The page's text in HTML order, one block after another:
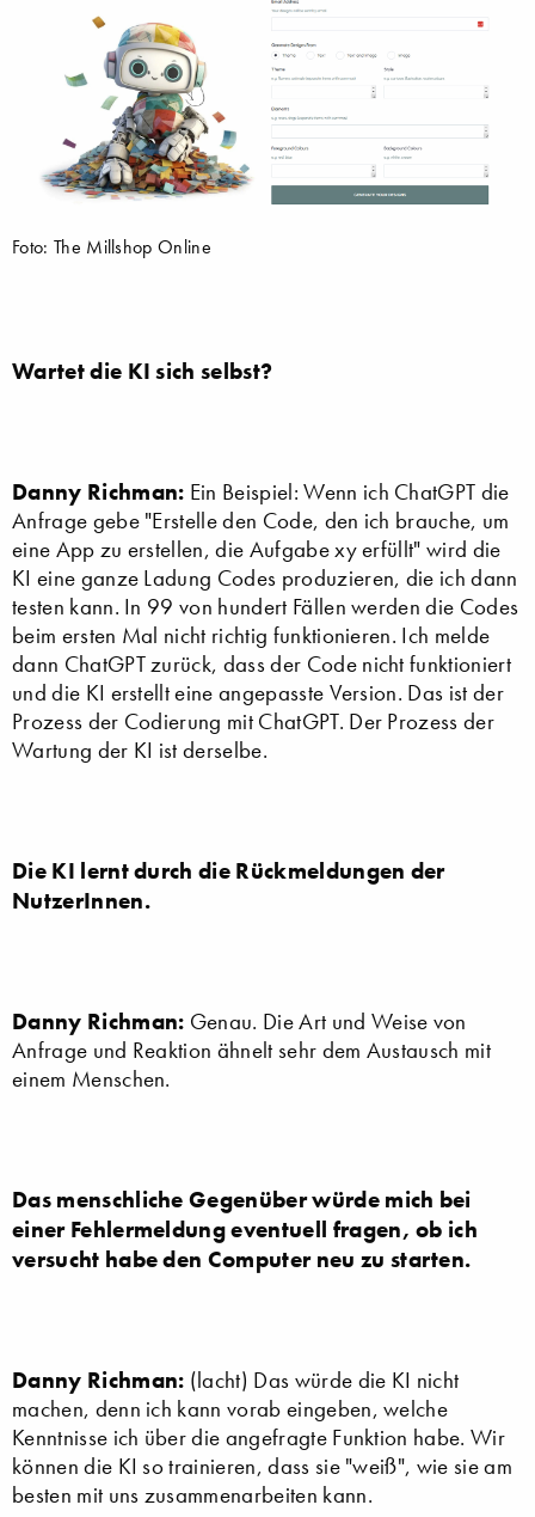
Foto: The Millshop Online
Wartet die KI sich selbst?
Danny Richman: Ein Beispiel: Wenn ich ChatGPT die
Anfrage gebe "Erstelle den Code, den ich brauche, um
eine App zu erstellen, die Aufgabe xy erfüllt" wird die
KI eine ganze Ladung Codes produzieren, die ich dann
testen kann. In 99 von hundert Fällen werden die Codes
beim ersten Mal nicht richtig funktionieren. Ich melde
dann ChatGPT zurück, dass der Code nicht funktioniert
und die KI erstellt eine angepasste Version. Das ist der
Prozess der Codierung mit ChatGPT. Der Prozess der
Wartung der KI ist derselbe.
Die KI lernt durch die Rückmeldungen der
NutzerInnen.
Danny Richman: Genau. Die Art und Weise von
Anfrage und Reaktion ähnelt sehr dem Austausch mit
einem Menschen.
Das menschliche Gegenüber würde mich bei
einer Fehlermeldung eventuell fragen, ob ich
versucht habe den Computer neu zu starten.
Danny Richman: (lacht) Das würde die KI nicht
machen, denn ich kann vorab eingeben, welche
Kenntnisse ich über die angefragte Funktion habe. Wir
können die KI so trainieren, dass sie "weiß", wie sie am
besten mit uns zusammenarbeiten kann.